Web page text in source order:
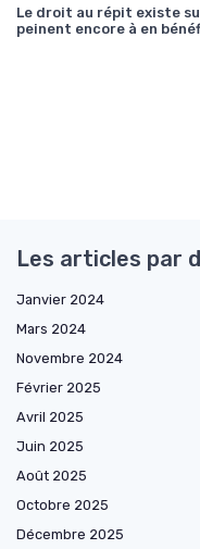
Le droit au répit existe
peinent encore à en
Les articles par
Janvier 2024
Mars 2024
Novembre 2024
Février 2025
Avril 2025
Juin 2025
Août 2025
Octobre 2025
Décembre 2025